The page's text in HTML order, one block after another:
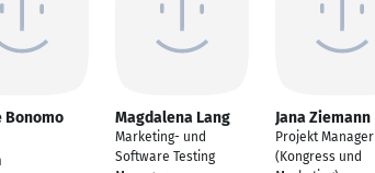
Bonomo Magdalena Lang
Marketing- und
Software Testing
Jana Ziemann
Projekt Manager
(Kongress und